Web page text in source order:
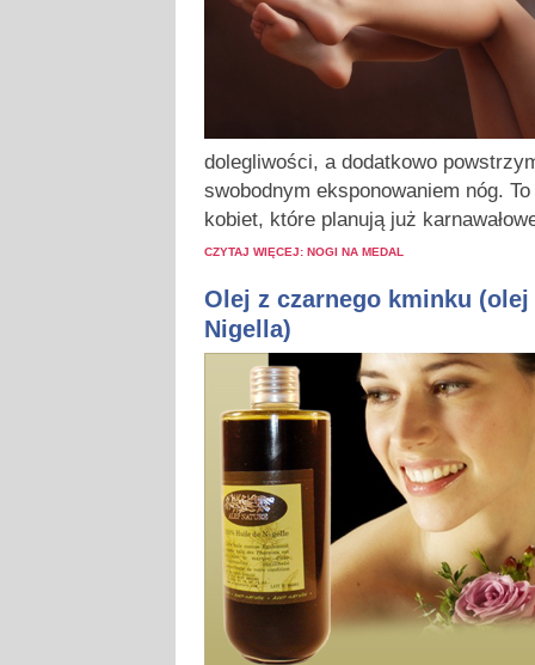
dolegliwości, a dodatkowo
swobodnym eksponowaniem nóg.
kobiet, które planują już
CZYTAJ WIĘCEJ: NOGI NA MEDAL
Olej z czarnego kminku
Nigella)